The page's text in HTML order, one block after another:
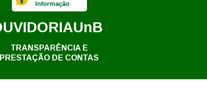
Informação
UnB
TRANSPARÊNCIA E
PRESTAÇÃO DE CONTAS